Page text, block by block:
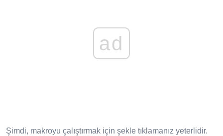
ad
Şimdi, makroyu çalıştırmak için şekle tıklamanız yeterlidir.